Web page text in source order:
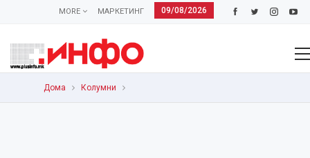
09/08/2026
МАРКЕТИНГ
MORE
Дома Колумни